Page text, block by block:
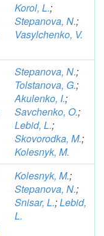
Korol, L.;
Stepanova, N.;
Vasylchenko, V.
Stepanova, N.;
Tolstanova, G.;
Akulenko, I.;
Savchenko, O.;
Lebid, L.;
Skovorodka, M.;
Kolesnyk, M.
Kolesnyk, M.;
Stepanova, N.;
Snisar, L.;Lebid,
L.